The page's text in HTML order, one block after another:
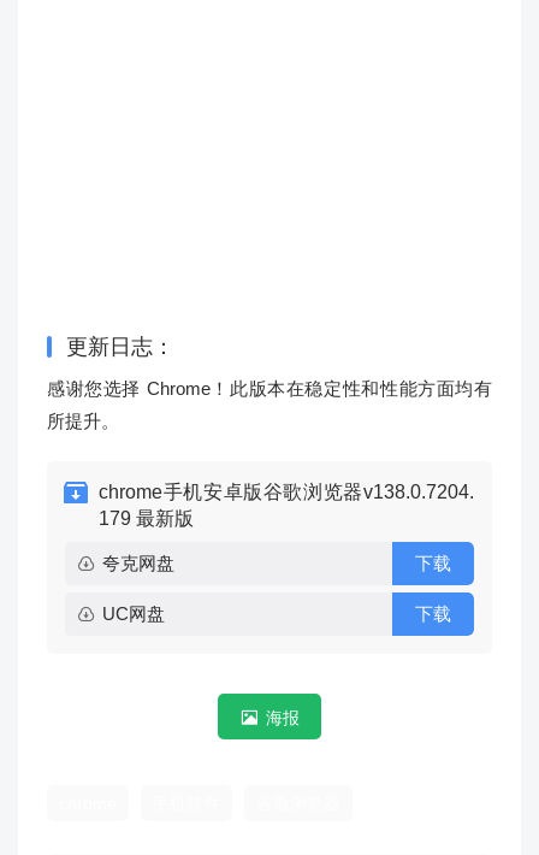
更新日志：
感谢您选择 Chrome！此版本在稳定性和性能方面均有
所提升。
chrome手机安卓版谷歌浏览器v138.0.7204.
179 最新版
夸克网盘 下载
UC网盘 下载
海报